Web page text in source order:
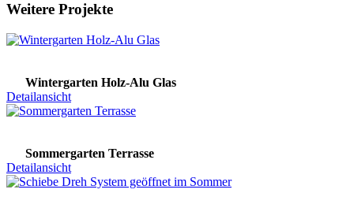
Weitere Projekte
Wintergarten Holz-Alu Glas
Detailansicht
Sommergarten Terrasse
Detailansicht